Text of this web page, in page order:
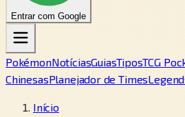
Entrar com Google
PokémonNotíciasGuiasTiposTCG
ChinesasPlanejador de Times
Início